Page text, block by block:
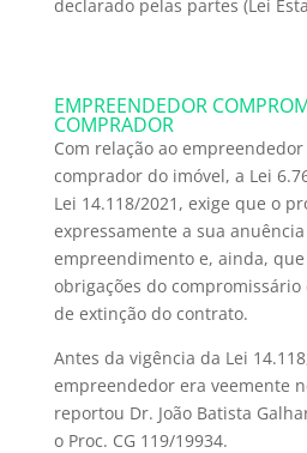
declarado pelas partes (Lei
EMPREENDEDOR
COMPRADOR
Com relação ao
comprador do imóvel, a Lei
Lei 14.118/2021, exige que o
expressamente a sua
empreendimento e, ainda,
obrigações do
de extinção do contrato.
Antes da vigência da Lei
empreendedor era veemente
reportou Dr. João Batista
o Proc. CG 119/19934.